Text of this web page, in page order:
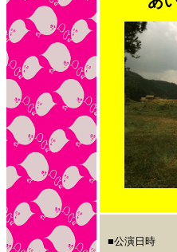
■公演日時